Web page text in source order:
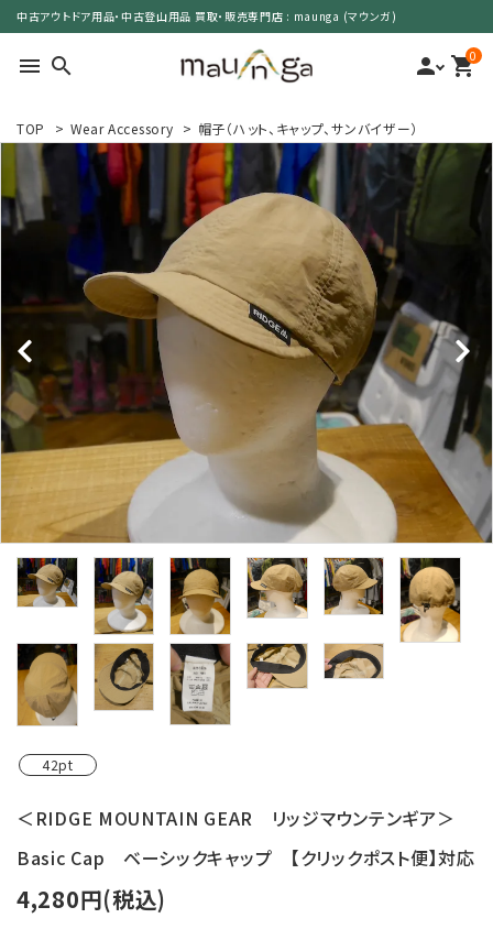
中古アウトドア用品・中古登山用品 買取・販売専門店 : maunga (マウンガ)
menu search person 0
shopping_cart
search
カテゴリーで選ぶ
サイズで選ぶ
特集で選ぶ
価格で選ぶ
買取案内
レンタル・修理
店舗情報
POLICY
INFORMATION
ACCOUNT MENU
meeting_room person
TOP > Wear Accessory > 帽子（ハット、キャップ、サンバイザー）
42pt
＜RIDGE MOUNTAIN GEAR リッジマウンテンギア＞
Basic Cap ベーシックキャップ 【クリックポスト便】対応
4,280円(税込)